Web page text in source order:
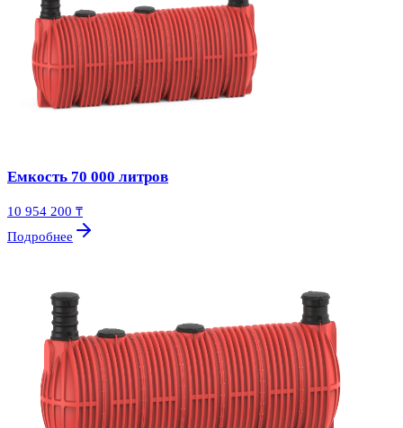
Емкость 70 000 литров
10 954 200 ₸
Подробнее